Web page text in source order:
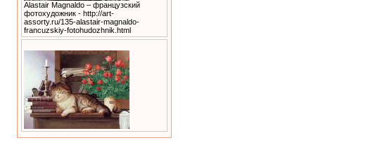
Alastair Magnaldo – французский
фотохудожник - http://art-
assorty.ru/135-alastair-magnaldo-
francuzskiy-fotohudozhnik.html